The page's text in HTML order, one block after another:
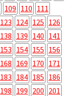
109 110 111
123 124 125 126
138 139 140 141
153 154 155 156
168 169 170 171
183 184 185 186
198 199 200 201